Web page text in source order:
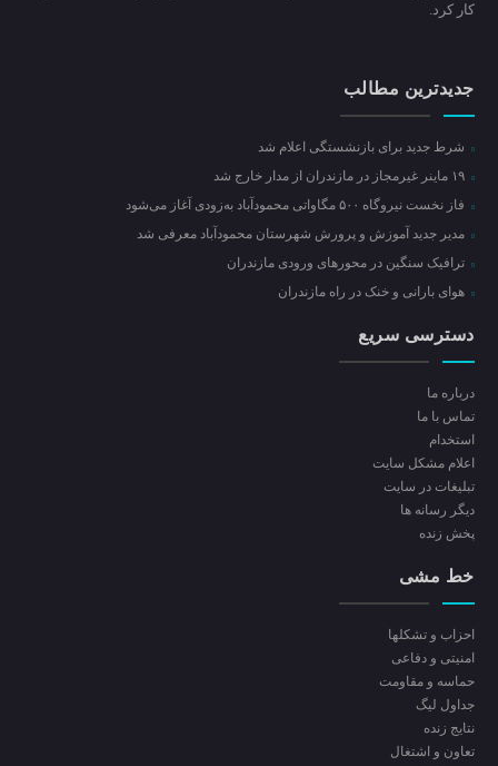
کار کرد.
جدیدترین مطالب
شرط جدید برای بازنشستگی اعلام شد
۱۹ ماینر غیرمجاز در مازندران از مدار خارج شد
فاز نخست نیروگاه ۵۰۰ مگاواتی محمودآباد به‌زودی آغاز می‌شود
مدیر جدید آموزش و پرورش شهرستان محمودآباد معرفی شد
ترافیک سنگین در محور‌های ورودی مازندران
هوای بارانی و خنک در راه مازندران
دسترسی سریع
درباره ما
تماس با ما
استخدام
اعلام مشکل سایت
تبلیغات در سایت
ديگر رسانه ها
پخش زنده
خط مشی
احزاب و تشکلها
امنیتی و دفاعی
حماسه و مقاومت
جداول لیگ
نتایج زنده
تعاون و اشتغال